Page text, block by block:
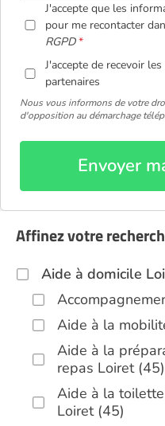
J'accepte que les
pour me recontacter
RGPD
J'accepte de recevoir
partenaires
Nous vous informons de votre
d'opposition au démarchage
Envoyer
Affinez votre
Aide à domicile
Aide à la
Aide à la
repas Loiret (45)
Aide à la
Loiret (45)